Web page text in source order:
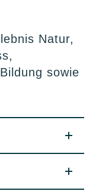
Natur,
sowie